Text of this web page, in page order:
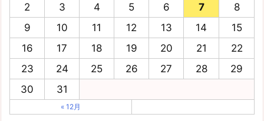
2
3 4 5 6 7
8
9
10 11 12 13 14
15
16
17 18 19 20 21
22
23
24 25 26 27 28
29
30
31
« 12月